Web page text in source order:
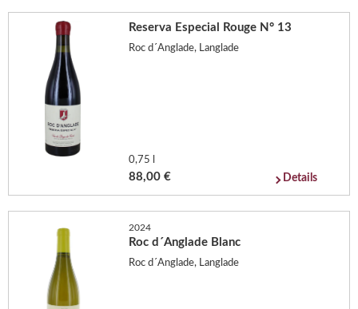
Reserva Especial Rouge N° 13
Roc d´Anglade, Langlade
0,75 l
88,00 € Details
2024
Roc d´Anglade Blanc
Roc d´Anglade, Langlade